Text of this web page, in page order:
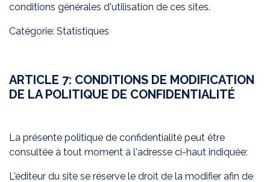
conditions générales d'utilisation de ces sites.
Catégorie: Statistiques
ARTICLE 7: CONDITIONS DE MODIFICATION
DE LA POLITIQUE DE CONFIDENTIALITÉ
La présente politique de confidentialité peut être
consultée à tout moment à l'adresse ci-haut indiquée:
L'éditeur du site se réserve le droit de la modifier afin de